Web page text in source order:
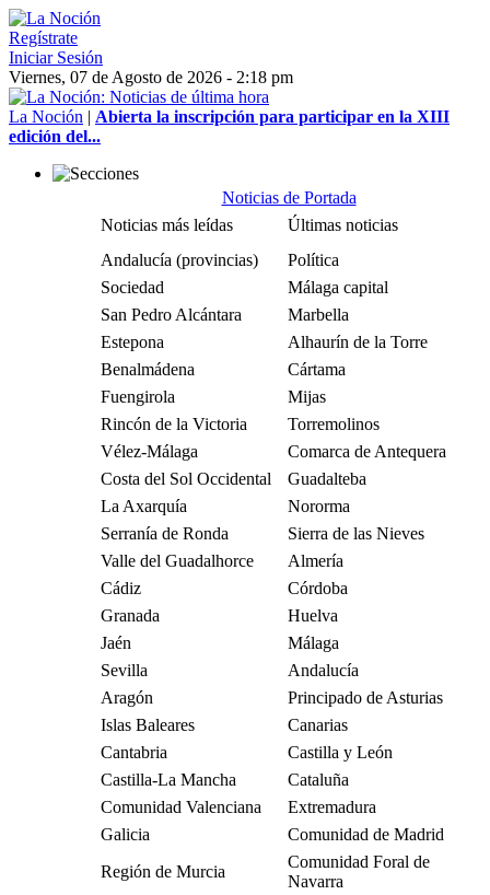
Regístrate
Iniciar Sesión
Viernes, 07 de Agosto de 2026 - 2:18 pm
La Noción | Abierta la inscripción para participar en la XIII
edición del...
Noticias de Portada
Noticias más leídas
Últimas noticias
Andalucía (provincias)
Política
Sociedad
Málaga capital
San Pedro Alcántara
Marbella
Estepona
Alhaurín de la Torre
Benalmádena
Cártama
Fuengirola
Mijas
Rincón de la Victoria
Torremolinos
Vélez-Málaga
Comarca de Antequera
Costa del Sol Occidental
Guadalteba
La Axarquía
Nororma
Serranía de Ronda
Sierra de las Nieves
Valle del Guadalhorce
Almería
Cádiz
Córdoba
Granada
Huelva
Jaén
Málaga
Sevilla
Andalucía
Aragón
Principado de Asturias
Islas Baleares
Canarias
Cantabria
Castilla y León
Castilla-La Mancha
Cataluña
Comunidad Valenciana
Extremadura
Galicia
Comunidad de Madrid
Región de Murcia
Comunidad Foral de
Navarra